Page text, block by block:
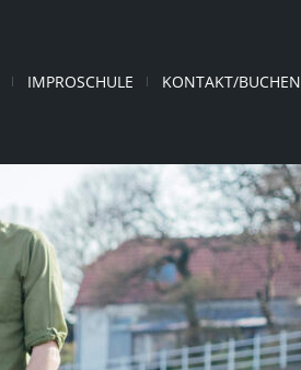
IMPROSCHULE KONTAKT/BUCHEN